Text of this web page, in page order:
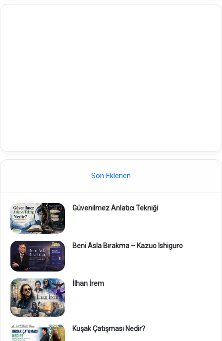
Son Eklenen
Güvenilmez Anlatıcı Tekniği
Beni Asla Bırakma – Kazuo Ishiguro
İlhan İrem
Kuşak Çatışması Nedir?